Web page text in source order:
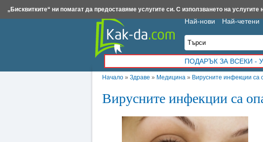
Начало » Здраве » Медицина » Вирусните инфекции са
Вирусните инфекции са
Най-нови Най-четени
ПОДАРЪК ЗА ВСЕКИ
Insert.bg Framar.bg Kak-da.com Iztochnik.com BauBau.bg NewAge.bg
„Бисквитките“ ни помагат да предоставяме услугите си. С използването на